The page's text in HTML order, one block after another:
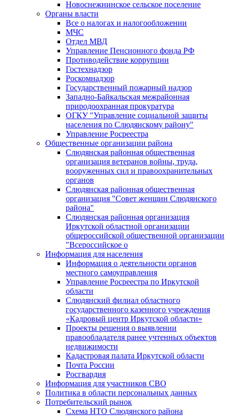
Новоснежнинское сельское поселение
Органы власти
Все о налогах и налогообложении
МЧС
Отдел МВД
Управление Пенсионного фонда РФ
Противодействие коррупции
Гостехнадзор
Роскомнадзор
Государственный пожарный надзор
Западно-Байкальская межрайонная
природоохранная прокуратура
ОГКУ "Управление социальной защиты
населения по Слюдянскому району"
Управление Росреестра
Общественные организации района
Слюдянская районная общественная
организация ветеранов войны, труда,
вооруженных сил и правоохранительных
органов
Слюдянская районная общественная
организация "Совет женщин Слюдянского
района"
Слюдянская районная организация
Иркутской областной организации
общероссийской общественной организации
"Всероссийское о
Информация для населения
Информация о деятельности органов
местного самоуправления
Управление Росреестра по Иркутской
области
Слюдянский филиал областного
государственного казенного учреждения
«Кадровый центр Иркутской области»
Проекты решения о выявлении
правообладателя ранее учтенных объектов
недвижимости
Кадастровая палата Иркутской области
Почта России
Росгвардия
Информация для участников СВО
Политика в области персональных данных
Потребительский рынок
Схема НТО Слюдянского района